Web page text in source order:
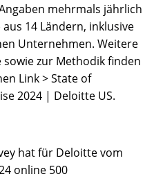
mehrmals jährlich
14 Ländern, inklusive
Unternehmen. Weitere
zur Methodik finden
Link > State of
2024 | Deloitte US.
hat für Deloitte vom
online 500